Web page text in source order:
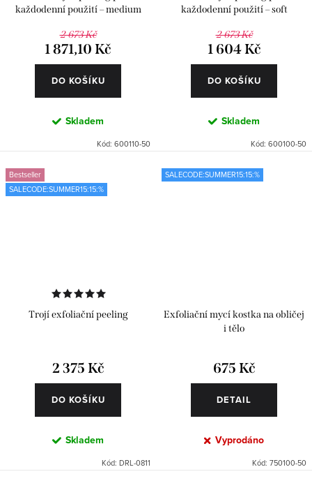
každodenní použití – medium
2 673 Kč
1 871,10 Kč
DO KOŠÍKU
Skladem
Kód: 600110-50
každodenní použití – soft
2 673 Kč
1 604 Kč
DO KOŠÍKU
Skladem
Kód: 600100-50
Bestseller
SALECODE:SUMMER15:15:%
Trojí exfoliační peeling
2 375 Kč
DO KOŠÍKU
Skladem
Kód: DRL-0811
SALECODE:SUMMER15:15:%
Exfoliační mycí kostka na obličej
i tělo
675 Kč
DETAIL
Vyprodáno
Kód: 750100-50